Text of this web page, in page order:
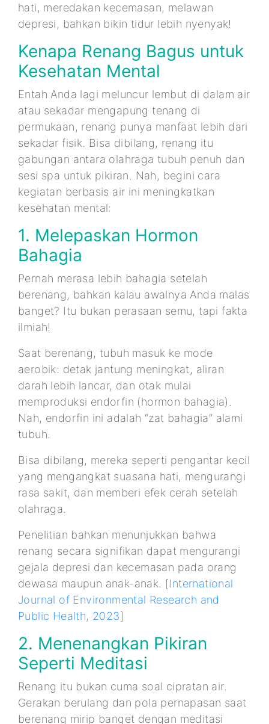
hati, meredakan kecemasan, melawan
depresi, bahkan bikin tidur lebih nyenyak!
Kenapa Renang Bagus untuk
Kesehatan Mental
Entah Anda lagi meluncur lembut di dalam air
atau sekadar mengapung tenang di
permukaan, renang punya manfaat lebih dari
sekadar fisik. Bisa dibilang, renang itu
gabungan antara olahraga tubuh penuh dan
sesi spa untuk pikiran. Nah, begini cara
kegiatan berbasis air ini meningkatkan
kesehatan mental:
1. Melepaskan Hormon
Bahagia
Pernah merasa lebih bahagia setelah
berenang, bahkan kalau awalnya Anda malas
banget? Itu bukan perasaan semu, tapi fakta
ilmiah!
Saat berenang, tubuh masuk ke mode
aerobik: detak jantung meningkat, aliran
darah lebih lancar, dan otak mulai
memproduksi endorfin (hormon bahagia).
Nah, endorfin ini adalah “zat bahagia” alami
tubuh.
Bisa dibilang, mereka seperti pengantar kecil
yang mengangkat suasana hati, mengurangi
rasa sakit, dan memberi efek cerah setelah
olahraga.
Penelitian bahkan menunjukkan bahwa
renang secara signifikan dapat mengurangi
gejala depresi dan kecemasan pada orang
dewasa maupun anak-anak. [International
Journal of Environmental Research and
Public Health, 2023]
2. Menenangkan Pikiran
Seperti Meditasi
Renang itu bukan cuma soal cipratan air.
Gerakan berulang dan pola pernapasan saat
berenang mirip banget dengan meditasi